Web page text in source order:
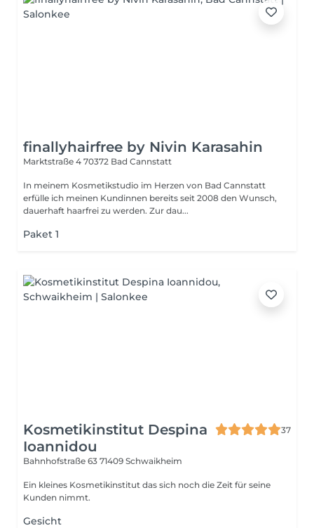
finallyhairfree by Nivin Karasahin
Marktstraße 4 70372 Bad Cannstatt
In meinem Kosmetikstudio im Herzen von Bad Cannstatt
erfülle ich meinen Kundinnen bereits seit 2008 den Wunsch,
dauerhaft haarfrei zu werden. Zur dau...
Paket 1
Kosmetikinstitut Despina
Ioannidou
37
Bahnhofstraße 63 71409 Schwaikheim
Ein kleines Kosmetikinstitut das sich noch die Zeit für seine
Kunden nimmt.
Gesicht